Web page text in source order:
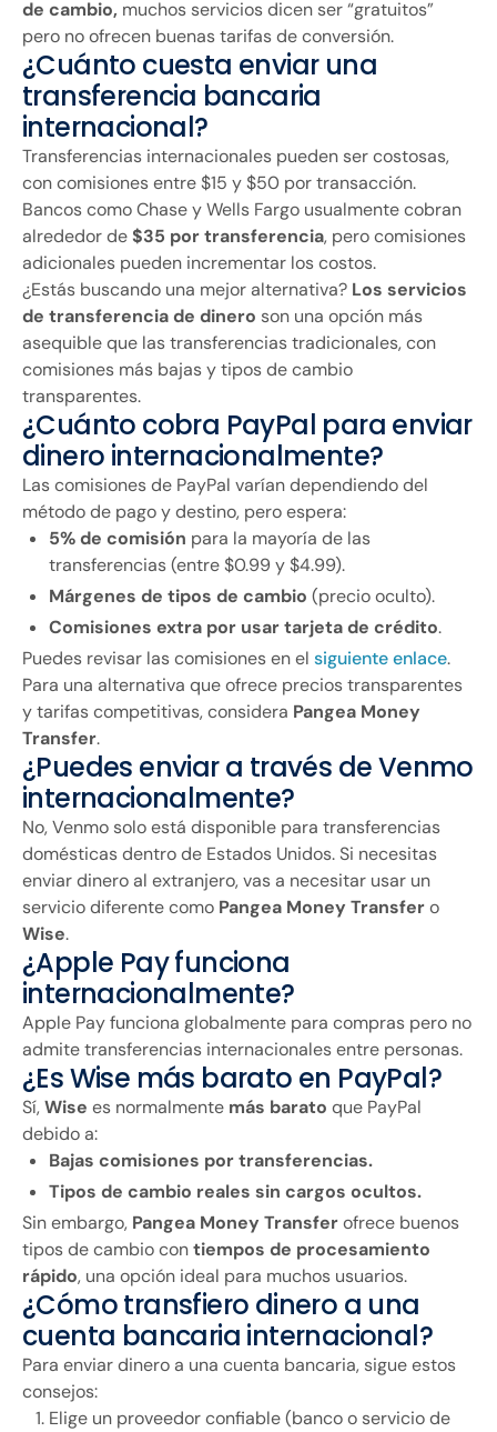
de cambio, muchos servicios dicen ser “gratuitos”
pero no ofrecen buenas tarifas de conversión.
¿Cuánto cuesta enviar una
transferencia bancaria
internacional?
Transferencias internacionales pueden ser costosas,
con comisiones entre $15 y $50 por transacción.
Bancos como Chase y Wells Fargo usualmente cobran
alrededor de$35 por transferencia, pero comisiones
adicionales pueden incrementar los costos.
¿Estás buscando una mejor alternativa? Los servicios
de transferencia de dinero son una opción más
asequible que las transferencias tradicionales, con
comisiones más bajas y tipos de cambio
transparentes.
¿Cuánto cobra PayPal para enviar
dinero internacionalmente?
Las comisiones de PayPal varían dependiendo del
método de pago y destino, pero espera:
5% de comisión para la mayoría de las
transferencias (entre $0.99 y $4.99).
Márgenes de tipos de cambio (precio oculto).
Comisiones extra por usar tarjeta de crédito.
Puedes revisar las comisiones en el siguiente enlace.
Para una alternativa que ofrece precios transparentes
y tarifas competitivas, considera Pangea Money
Transfer.
¿Puedes enviar a través de Venmo
internacionalmente?
No, Venmo solo está disponible para transferencias
domésticas dentro de Estados Unidos. Si necesitas
enviar dinero al extranjero, vas a necesitar usar un
servicio diferente como Pangea Money Transfero
Wise.
¿Apple Pay funciona
internacionalmente?
Apple Pay funciona globalmente para compras pero no
admite transferencias internacionales entre personas.
¿Es Wise más barato en PayPal?
Sí,Wise es normalmente más barato que PayPal
debido a:
Bajas comisiones por transferencias.
Tipos de cambio reales sin cargos ocultos.
Sin embargo, Pangea Money Transferofrece buenos
tipos de cambio contiempos de procesamiento
rápido, una opción ideal para muchos usuarios.
¿Cómo transfiero dinero a una
cuenta bancaria internacional?
Para enviar dinero a una cuenta bancaria, sigue estos
consejos:
Elige un proveedor confiable (banco o servicio de